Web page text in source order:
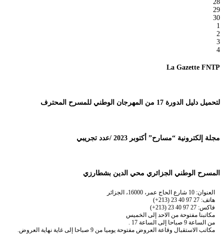
28
29
30
1
2
3
4
La Gazette FNTP
لتحميل دليل الدورة 17 من المهرجان الوطني للمسرح المحترف
مجلة إلكترونية “مسارح” أكتوبر 2023 /عدد تجريبي
المسرح الوطني الجزائري محي الدين بشطارزي
العنوان: 10 شارع الحاج عمر، 16000، الجزائر
هاتف: 27 97 40 23 (213+)
فاكس: 27 97 40 23 (213+)
مكاتبنا مفتوحة من الاحد إلى الخميس
من الساعة 9 صباحا إلى الساعة 17 .
مكاتب الاستقبال وقاعة العروض مفتوحة يوميا من 9 صباحا إلى غاية نهاية العروض.